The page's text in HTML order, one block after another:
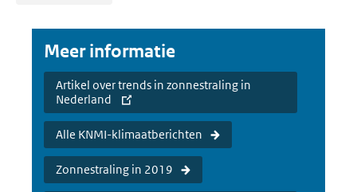
Meer informatie
Artikel over trends in zonnestraling in
Nederland
Alle KNMI-klimaatberichten
Zonnestraling in 2019